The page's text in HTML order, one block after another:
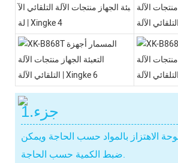
جزء.1
الاهتزاز بالمواد حسب الحاجة ويمكن
ضبط الكمية حسب الحاجة.